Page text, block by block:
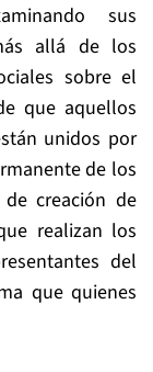
sus
allá de los
sobre el
que aquellos
unidos por
de los
creación de
realizan los
del
que quienes